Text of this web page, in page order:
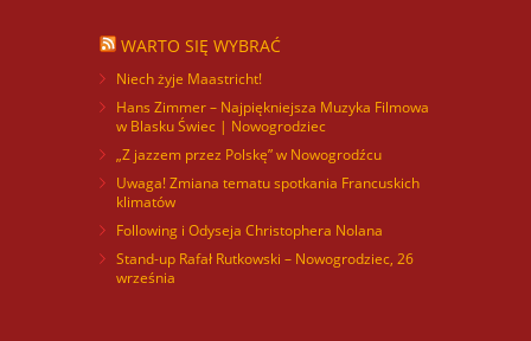
WARTO SIĘ WYBRAĆ
Niech żyje Maastricht!
Hans Zimmer – Najpiękniejsza Muzyka Filmowa
w Blasku Świec | Nowogrodziec
„Z jazzem przez Polskę” w Nowogrodźcu
Uwaga! Zmiana tematu spotkania Francuskich
klimatów
Following i Odyseja Christophera Nolana
Stand-up Rafał Rutkowski – Nowogrodziec, 26
września